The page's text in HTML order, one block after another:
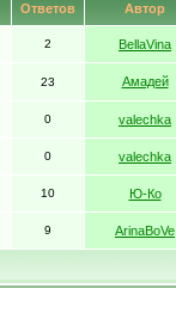
Ответов Автор
2 BellaVina
23 Амадей
0 valechka
0 valechka
10 Ю-Ко
9 ArinaBoVe